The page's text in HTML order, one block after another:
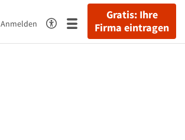
Gratis: Ihre
Firma eintragen
Anmelden